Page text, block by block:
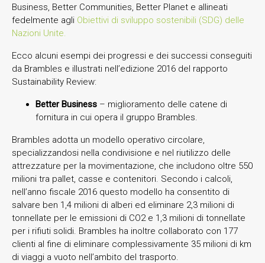
Business, Better Communities, Better Planet e allineati
fedelmente agli Obiettivi di sviluppo sostenibili (SDG) delle
Nazioni Unite.
Ecco alcuni esempi dei progressi e dei successi conseguiti
da Brambles e illustrati nell’edizione 2016 del rapporto
Sustainability Review:
Better Business – miglioramento delle catene di
fornitura in cui opera il gruppo Brambles.
Brambles adotta un modello operativo circolare,
specializzandosi nella condivisione e nel riutilizzo delle
attrezzature per la movimentazione, che includono oltre 550
milioni tra pallet, casse e contenitori. Secondo i calcoli,
nell’anno fiscale 2016 questo modello ha consentito di
salvare ben 1,4 milioni di alberi ed eliminare 2,3 milioni di
tonnellate per le emissioni di CO2 e 1,3 milioni di tonnellate
per i rifiuti solidi. Brambles ha inoltre collaborato con 177
clienti al fine di eliminare complessivamente 35 milioni di km
di viaggi a vuoto nell’ambito del trasporto.